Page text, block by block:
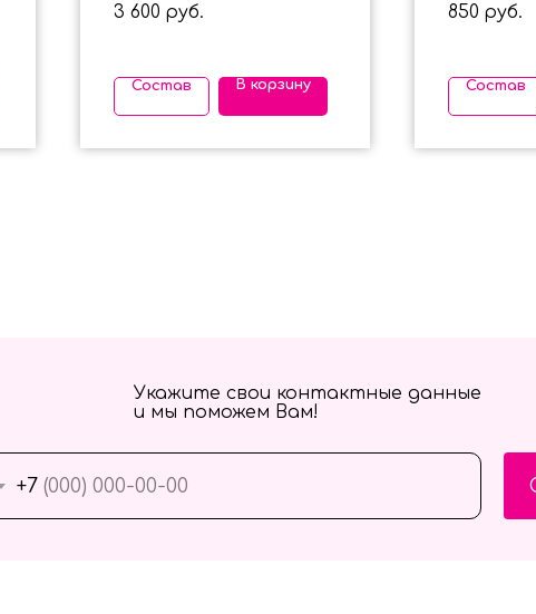
3 600 руб.
Состав В корзину
850 руб.
Состав
+7
Укажите свои контактные данные
и мы поможем Вам!